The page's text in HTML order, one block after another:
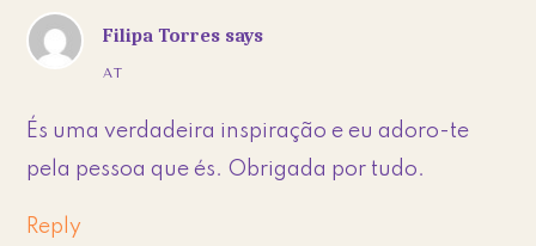
Filipa Torres says
AT
És uma verdadeira inspiração e eu adoro-te
pela pessoa que és. Obrigada por tudo.
Reply